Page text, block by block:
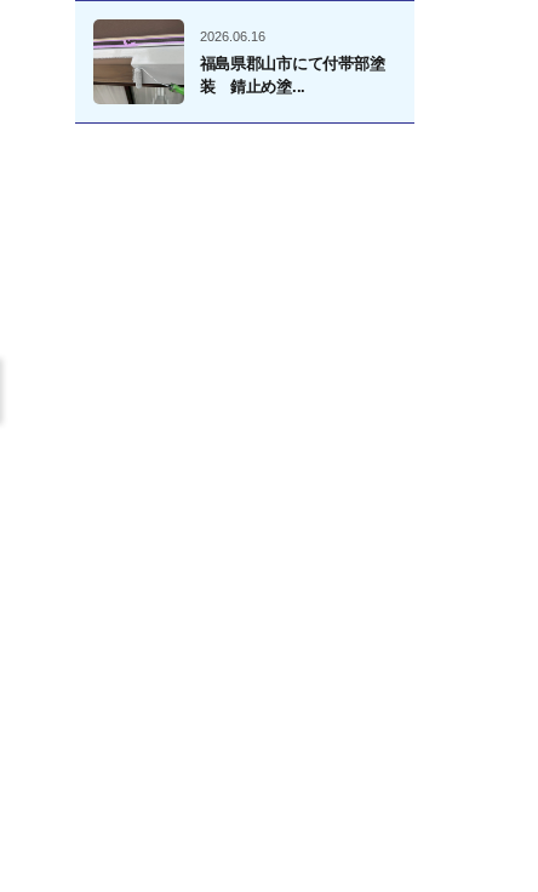
2026.06.16
福島県郡山市にて付帯部塗
装 錆止め塗...